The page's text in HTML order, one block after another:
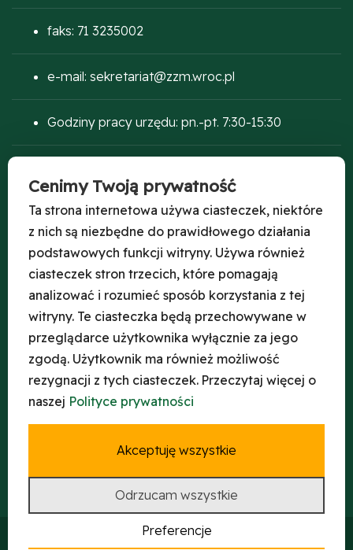
faks: 71 3235002
e-mail: sekretariat@zzm.wroc.pl
Godziny pracy urzędu: pn.-pt. 7:30-15:30
LOKALIZACJA
Zarząd Zieleni Miejskiej we Wrocławiu
×
+
−
Copyright © 2022 Zarząd Zieleni Miejskiej we Wrocławiu - Wszystkie
Cenimy Twoją prywatność
Ta strona internetowa używa ciasteczek, niektóre
z nich są niezbędne do prawidłowego działania
podstawowych funkcji witryny. Używa również
ciasteczek stron trzecich, które pomagają
analizować i rozumieć sposób korzystania z tej
witryny. Te ciasteczka będą przechowywane w
przeglądarce użytkownika wyłącznie za jego
zgodą. Użytkownik ma również możliwość
rezygnacji z tych ciasteczek. Przeczytaj więcej o
naszej Polityce prywatności
Akceptuję wszystkie
Odrzucam wszystkie
Preferencje